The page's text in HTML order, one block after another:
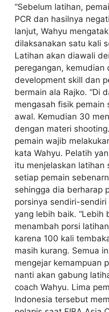
“Sebelum latihan,
PCR dan hasilnya
lanjut, Wahyu
dilaksanakan satu kali
Latihan akan diawali
peregangan, kemudian
development skill dan
bermain ala Rajko. “Di
mengasah fisik pemain
awal. Kemudian 30
dengan materi
pemain wajib
kata Wahyu. Pelatih
itu menjelaskan latihan
setiap pemain
sehingga dia berharap
porsinya sendiri-
yang lebih baik. “Lebih
menambah porsi
karena 100 kali
masih kurang. Semua
mengejar kemampuan
nanti akan gabung
coach Wahyu. Lima
Indonesia tersebut